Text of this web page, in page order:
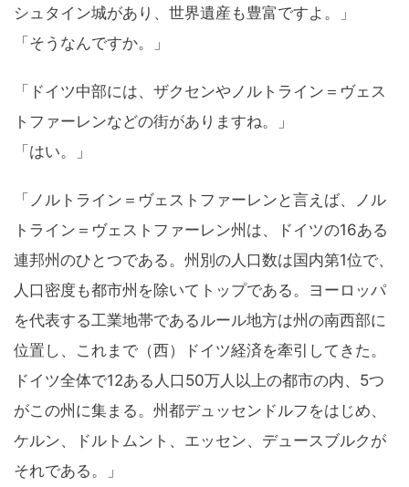
シュタイン城があり、世界遺産も豊富ですよ。」
「そうなんですか。」
「ドイツ中部には、ザクセンやノルトライン＝ヴェス
トファーレンなどの街がありますね。」
「はい。」
「ノルトライン＝ヴェストファーレンと言えば、ノル
トライン＝ヴェストファーレン州は、ドイツの16ある
連邦州のひとつである。州別の人口数は国内第1位で、
人口密度も都市州を除いてトップである。ヨーロッパ
を代表する工業地帯であるルール地方は州の南西部に
位置し、これまで（西）ドイツ経済を牽引してきた。
ドイツ全体で12ある人口50万人以上の都市の内、5つ
がこの州に集まる。州都デュッセンドルフをはじめ、
ケルン、ドルトムント、エッセン、デュースブルクが
それである。」